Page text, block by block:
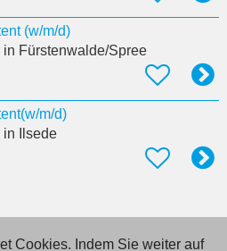
(w/m/d)
in Fürstenwalde/Spree
m/d)
in Ilsede
Cookies. Indem Sie weiter auf